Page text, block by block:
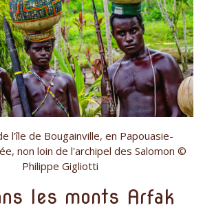
l'île de Bougainville, en Papouasie-
non loin de l'archipel des Salomon ©
Philippe Gigliotti
les monts Arfak